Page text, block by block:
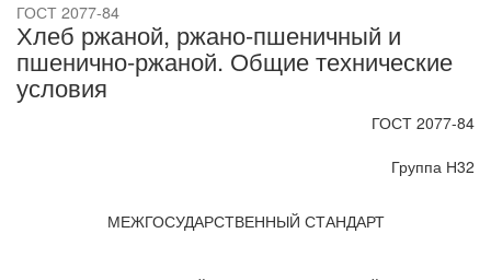
ГОСТ 2077-84
Хлеб ржаной, ржано-пшеничный и
пшенично-ржаной. Общие технические
условия
ГОСТ 2077-84
Группа Н32
МЕЖГОСУДАРСТВЕННЫЙ СТАНДАРТ